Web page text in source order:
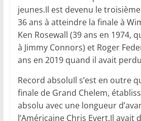
jeunes.Il est devenu le
36 ans à atteindre la finale à
Ken Rosewall (39 ans en 1974,
à Jimmy Connors) et Roger
ans en 2019 quand il avait
Record absoluIl s’est en outre
finale de Grand Chelem,
absolu avec une longueur
l’Américaine Chris Evert.Il avait